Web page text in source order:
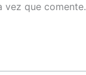
vez que comente.